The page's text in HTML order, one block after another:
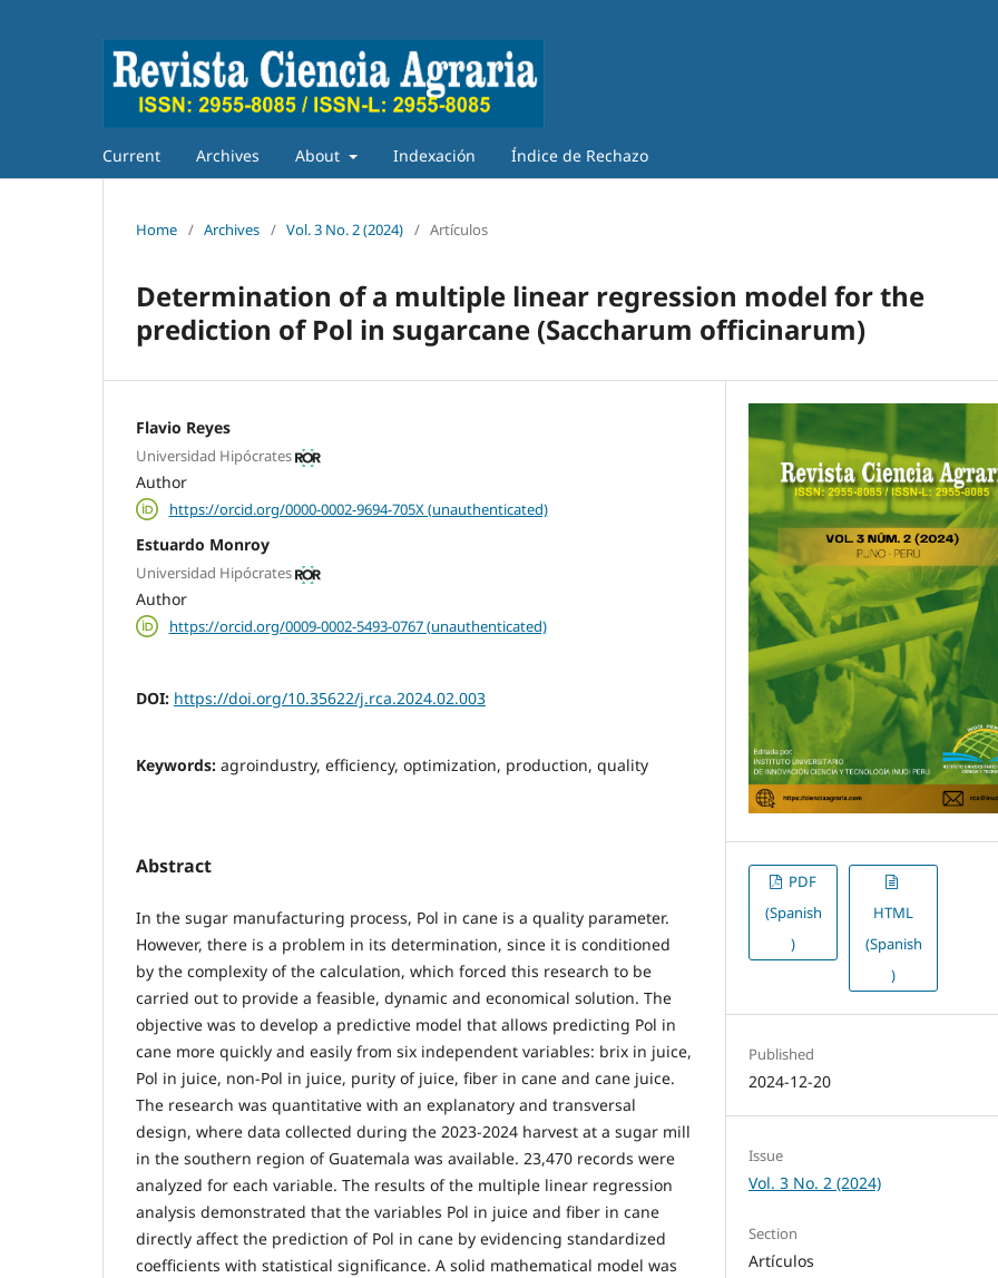
Current Archives About Indexación Índice de Rechazo
Home / Archives / Vol. 3 No. 2 (2024) / Artículos
Determination of a multiple linear regression model for the
prediction of Pol in sugarcane (Saccharum officinarum)
Flavio Reyes
Universidad Hipócrates
Author
https://orcid.org/0000-0002-9694-705X (unauthenticated)
Estuardo Monroy
Universidad Hipócrates
Author
https://orcid.org/0009-0002-5493-0767 (unauthenticated)
DOI: https://doi.org/10.35622/j.rca.2024.02.003
Keywords: agroindustry, efficiency, optimization, production, quality
Abstract
In the sugar manufacturing process, Pol in cane is a quality parameter.
However, there is a problem in its determination, since it is conditioned
by the complexity of the calculation, which forced this research to be
carried out to provide a feasible, dynamic and economical solution. The
objective was to develop a predictive model that allows predicting Pol in
cane more quickly and easily from six independent variables: brix in juice,
Pol in juice, non-Pol in juice, purity of juice, fiber in cane and cane juice.
The research was quantitative with an explanatory and transversal
design, where data collected during the 2023-2024 harvest at a sugar mill
in the southern region of Guatemala was available. 23,470 records were
analyzed for each variable. The results of the multiple linear regression
analysis demonstrated that the variables Pol in juice and fiber in cane
directly affect the prediction of Pol in cane by evidencing standardized
coefficients with statistical significance. A solid mathematical model was
PDF
(Spanish
)
HTML
(Spanish
)
Published
2024-12-20
Issue
Vol. 3 No. 2 (2024)
Section
Artículos